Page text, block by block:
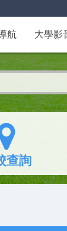
航 大學影
查詢